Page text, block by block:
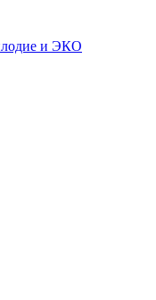
и ЭКО